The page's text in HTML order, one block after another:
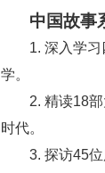
中国故事
1. 深入学
学。
2. 精读18
时代。
3. 探访45